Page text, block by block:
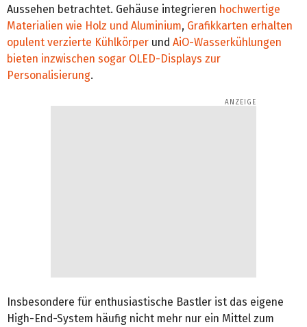
Aussehen betrachtet. Gehäuse integrieren hochwertige
Materialien wie Holz und Aluminium, Grafikkarten erhalten
opulent verzierte Kühlkörper und AiO-Wasser­kühlungen
bieten inzwischen sogar OLED-Displays zur
Personalisierung.
Insbesondere für enthusiastische Bastler ist das eigene
High-End-System häufig nicht mehr nur ein Mittel zum